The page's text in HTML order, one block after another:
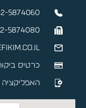
5874060
5874080
כרטיס
האפליקציה